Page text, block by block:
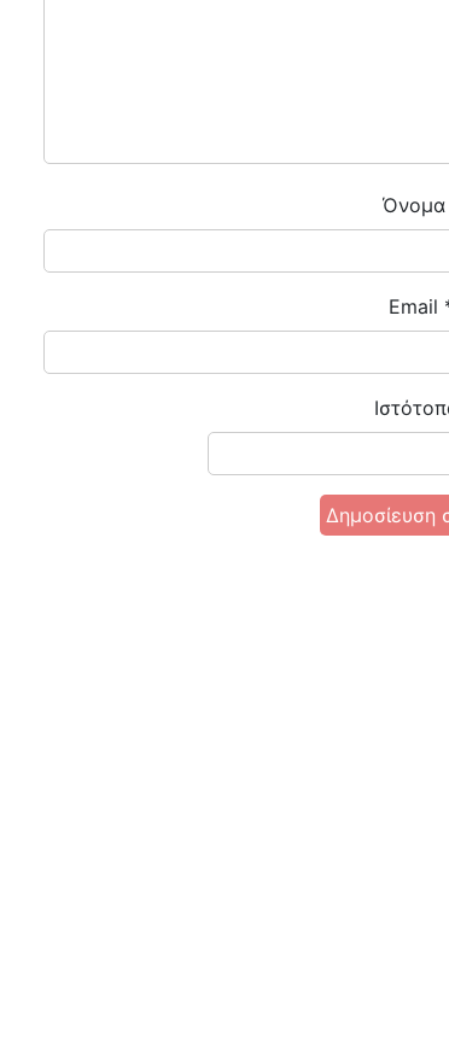
ENOIKIAZETAI ΓΚΑΡΣΟΝΙΕΡΑ ΜΠΟΤΣΑΡΗ
€470
Όνομα
Email